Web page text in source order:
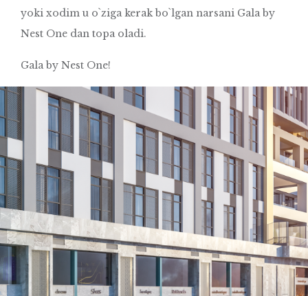
yoki xodim u o`ziga kerak bo`lgan narsani Gala by
Nest One dan topa oladi.
Gala by Nest One!